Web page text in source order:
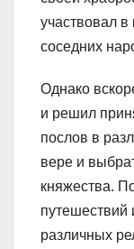
участвовал
соседних
Однако
и решил
послов в
вере и
княжества.
путешествий
различных